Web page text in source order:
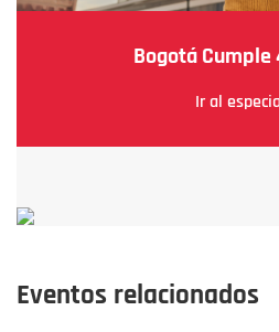
Bogotá Cumple
Ir al
Eventos relacionados